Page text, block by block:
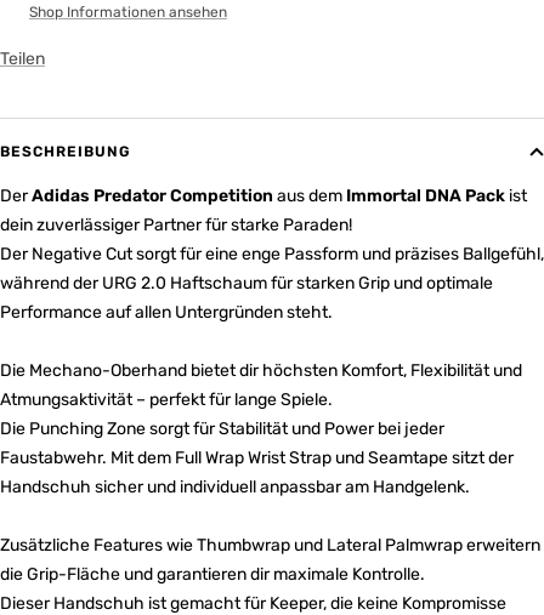
Shop Informationen ansehen
Teilen
BESCHREIBUNG
DerAdidas Predator Competition aus dem Immortal DNA Pack ist
dein zuverlässiger Partner für starke Paraden!
Der Negative Cut sorgt für eine enge Passform und präzises Ballgefühl,
während der URG 2.0 Haftschaum für starken Grip und optimale
Performance auf allen Untergründen steht.
Die Mechano-Oberhand bietet dir höchsten Komfort, Flexibilität und
Atmungsaktivität – perfekt für lange Spiele.
Die Punching Zone sorgt für Stabilität und Power bei jeder
Faustabwehr. Mit dem Full Wrap Wrist Strap und Seamtape sitzt der
Handschuh sicher und individuell anpassbar am Handgelenk.
Zusätzliche Features wie Thumbwrap und Lateral Palmwrap erweitern
die Grip-Fläche und garantieren dir maximale Kontrolle.
Dieser Handschuh ist gemacht für Keeper, die keine Kompromisse